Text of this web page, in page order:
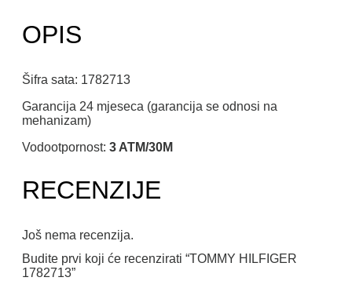
OPIS
Šifra sata: 1782713
Garancija 24 mjeseca (garancija se odnosi na
mehanizam)
Vodootpornost: 3 ATM/30M
RECENZIJE
Još nema recenzija.
Budite prvi koji će recenzirati “TOMMY HILFIGER
1782713”